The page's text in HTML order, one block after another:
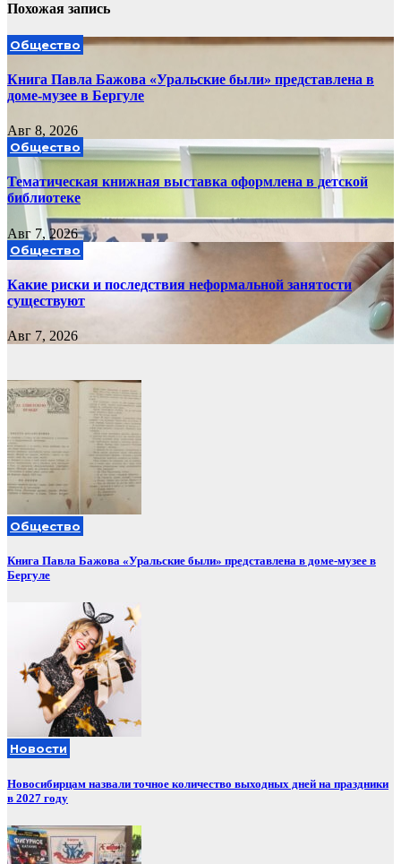
Похожая запись
Общество
Книга Павла Бажова «Уральские были» представлена в
доме-музее в Бергуле
Авг 8, 2026
Общество
Тематическая книжная выставка оформлена в детской
библиотеке
Авг 7, 2026
Общество
Какие риски и последствия неформальной занятости
существуют
Авг 7, 2026
Общество
Книга Павла Бажова «Уральские были» представлена в доме-музее в
Бергуле
Новости
Новосибирцам назвали точное количество выходных дней на праздники
в 2027 году